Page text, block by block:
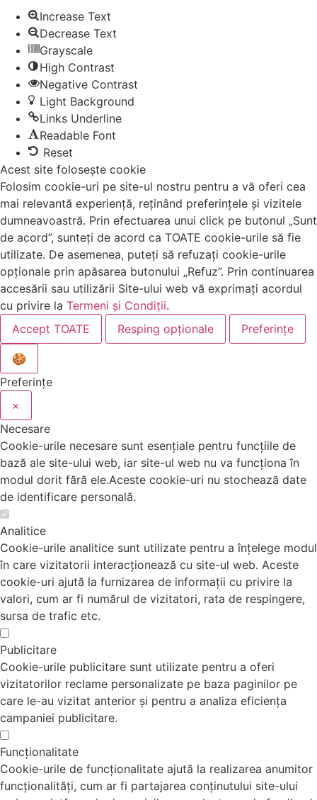
Increase Text
Decrease Text
Grayscale
High Contrast
Negative Contrast
Light Background
Links Underline
Readable Font
Reset
Acest site folosește cookie
Folosim cookie-uri pe site-ul nostru pentru a vă oferi cea
mai relevantă experiență, reținând preferințele și vizitele
dumneavoastră. Prin efectuarea unui click pe butonul „Sunt
de acord”, sunteți de acord ca TOATE cookie-urile să fie
utilizate. De asemenea, puteți să refuzați cookie-urile
opționale prin apăsarea butonului „Refuz”. Prin continuarea
accesării sau utilizării Site-ului web vă exprimați acordul
cu privire la Termeni și Condiții.
Accept TOATE
Resping opționale Preferințe
🍪
Preferințe
×
Necesare
Cookie-urile necesare sunt esențiale pentru funcțiile de
bază ale site-ului web, iar site-ul web nu va funcționa în
modul dorit fără ele.Aceste cookie-uri nu stochează date
de identificare personală.
Analitice
Cookie-urile analitice sunt utilizate pentru a înțelege modul
în care vizitatorii interacționează cu site-ul web. Aceste
cookie-uri ajută la furnizarea de informații cu privire la
valori, cum ar fi numărul de vizitatori, rata de respingere,
sursa de trafic etc.
Publicitare
Cookie-urile publicitare sunt utilizate pentru a oferi
vizitatorilor reclame personalizate pe baza paginilor pe
care le-au vizitat anterior și pentru a analiza eficiența
campaniei publicitare.
Funcționalitate
Cookie-urile de funcționalitate ajută la realizarea anumitor
funcționalități, cum ar fi partajarea conținutului site-ului